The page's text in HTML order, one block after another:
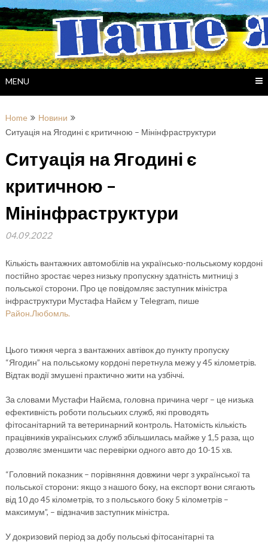
Skip
to
content
MENU
Home
Новини
Ситуація на Ягодині є критичною – Мінінфраструктури
Ситуація на Ягодині є
критичною –
Мінінфраструктури
04.09.2022
Кількість вантажних автомобілів на українсько-польському кордоні
постійно зростає через низьку пропускну здатність митниці з
польської сторони. Про це повідомляє заступник міністра
інфраструктури Мустафа Найєм у Telegram, пише
Район.Любомль.
Цього тижня черга з вантажних автівок до пункту пропуску
“Ягодин” на польському кордоні перетнула межу у 45 кілометрів.
Відтак водії змушені практично жити на узбіччі.
За словами Мустафи Найєма, головна причина черг – це низька
ефективність роботи польських служб, які проводять
фітосанітарний та ветеринарний контроль. Натомість кількість
працівників українських служб збільшилась майже у 1,5 раза, що
дозволяє зменшити час перевірки одного авто до 10-15 хв.
“Головний показник – порівняння довжини черг з української та
польської сторони: якщо з нашого боку, на експорт вони сягають
від 10 до 45 кілометрів, то з польського боку 5 кілометрів –
максимум”, – відзначив заступник міністра.
У докризовий період за добу польські фітосанітарні та